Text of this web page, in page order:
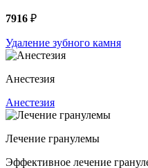
7916 ₽
Удаление зубного камня
Анестезия
Анестезия
Лечение гранулемы
Эффективное лечение